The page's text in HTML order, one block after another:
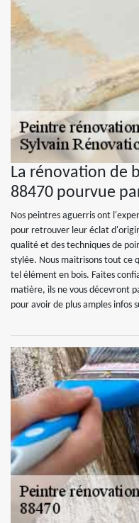
La rénovation de
88470 pourvue
Nos peintres aguerris ont
pour retrouver leur éclat
qualité et des techniques de
stylée. Nous maitrisons tout ce
tel élément en bois. Faites
matière, ils ne vous décevront
pour avoir de plus amples infos